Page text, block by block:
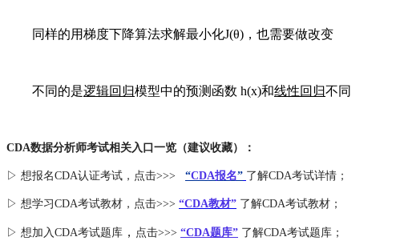
同样的用梯度下降算法求解最小化J(θ)，也需要做改变
不同的是逻辑回归模型中的预测函数 h(x)和线性回归不同
CDA数据分析师考试相关入口一览（建议收藏）：
▷ 想报名CDA认证考试，点击>>> “CDA报名” 了解CDA考试详情；
▷ 想学习CDA考试教材，点击>>> “CDA教材” 了解CDA考试教材；
▷ 想加入CDA考试题库 ， 点击>>> “CDA题库” 了解CDA考试题库；